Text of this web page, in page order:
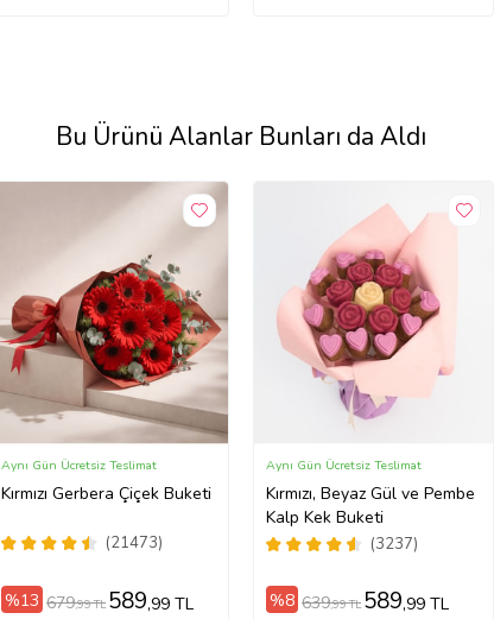
Bu Ürünü Alanlar Bunları da Aldı
Kırmızı Gerbera Çiçek Buketi
(21473)
Aynı Gün Ücretsiz Teslimat
%13 679,99 TL 589,99 TL
Kırmızı, Beyaz Gül ve Pembe
Kalp Kek Buketi
(3237)
Aynı Gün Ücretsiz Teslimat
%8 639,99 TL 589,99 TL